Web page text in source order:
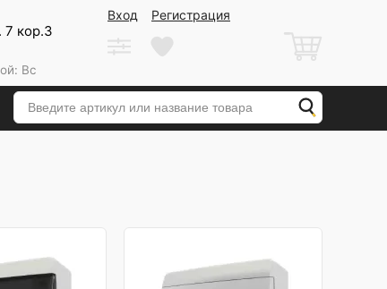
7 кор.3
Вс
Вход Регистрация